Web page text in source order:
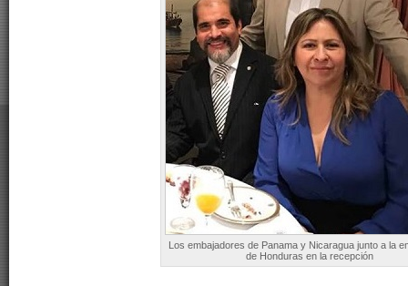
Los embajadores de Panama y Nicaragua junto a la
de Honduras en la recepción